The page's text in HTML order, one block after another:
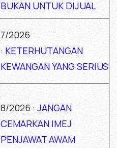
BUKAN UNTUK DIJUAL
7/2026
: KETERHUTANGAN
KEWANGAN YANG SERIUS
8/2026 : JANGAN
CEMARKAN IMEJ
PENJAWAT AWAM